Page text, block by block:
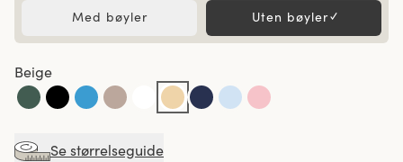
Med bøyler Uten bøyler✓
Beige
Se størrelseguide